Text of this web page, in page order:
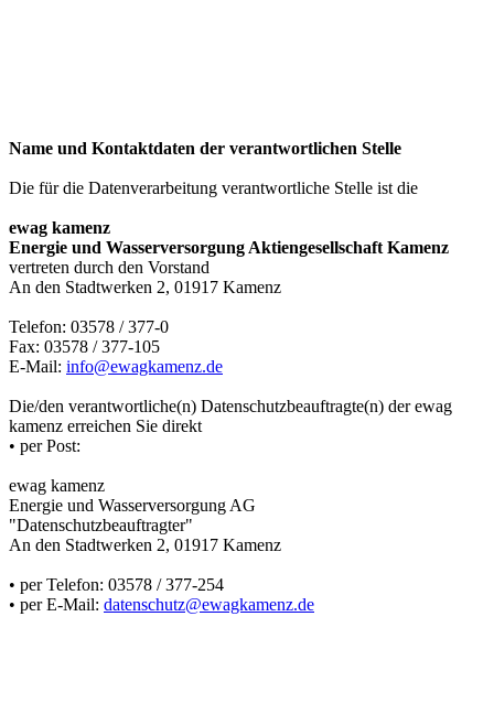
Name und Kontaktdaten der verantwortlichen Stelle
Die für die Datenverarbeitung verantwortliche Stelle ist die
ewag kamenz
Energie und Wasserversorgung Aktiengesellschaft Kamenz
vertreten durch den Vorstand
An den Stadtwerken 2, 01917 Kamenz
Telefon: 03578 / 377-0
Fax: 03578 / 377-105
E-Mail: info@ewagkamenz.de
Die/den verantwortliche(n) Datenschutzbeauftragte(n) der ewag
kamenz erreichen Sie direkt
• per Post:
ewag kamenz
Energie und Wasserversorgung AG
"Datenschutzbeauftragter"
An den Stadtwerken 2, 01917 Kamenz
• per Telefon: 03578 / 377-254
• per E-Mail: datenschutz@ewagkamenz.de